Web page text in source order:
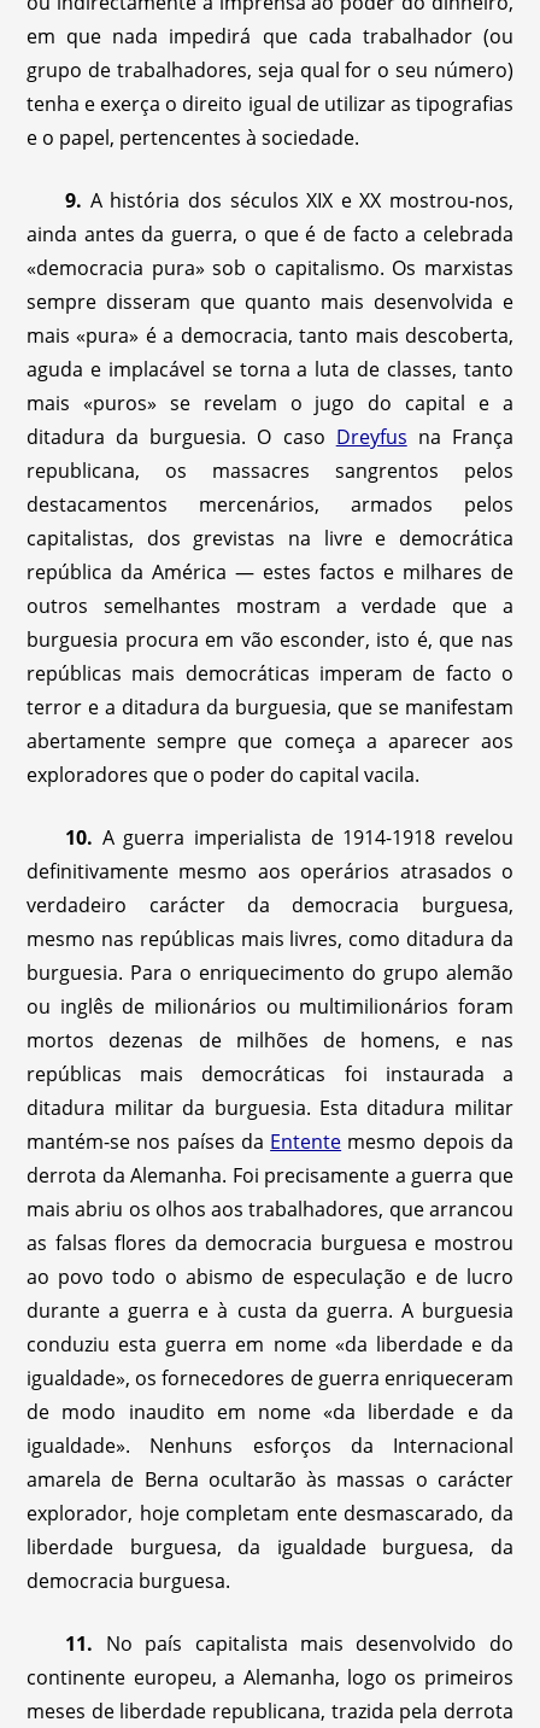
em que nada impedirá que cada trabalhador (ou
grupo de trabalhadores, seja qual for o seu número)
tenha e exerça o direito igual de utilizar as tipografias
e o papel, pertencentes à sociedade.
9. A história dos séculos XIX e XX mostrou-nos,
ainda antes da guerra, o que é de facto a celebrada
«democracia pura» sob o capitalismo. Os marxistas
sempre disseram que quanto mais desenvolvida e
mais «pura» é a democracia, tanto mais descoberta,
aguda e implacável se torna a luta de classes, tanto
mais «puros» se revelam o jugo do capital e a
ditadura da burguesia. O caso Dreyfus na França
republicana, os massacres sangrentos pelos
destacamentos mercenários, armados pelos
capitalistas, dos grevistas na livre e democrática
república da América — estes factos e milhares de
outros semelhantes mostram a verdade que a
burguesia procura em vão esconder, isto é, que nas
repúblicas mais democráticas imperam de facto o
terror e a ditadura da burguesia, que se manifestam
abertamente sempre que começa a aparecer aos
exploradores que o poder do capital vacila.
10. A guerra imperialista de 1914-1918 revelou
definitivamente mesmo aos operários atrasados o
verdadeiro carácter da democracia burguesa,
mesmo nas repúblicas mais livres, como ditadura da
burguesia. Para o enriquecimento do grupo alemão
ou inglês de milionários ou multimilionários foram
mortos dezenas de milhões de homens, e nas
repúblicas mais democráticas foi instaurada a
ditadura militar da burguesia. Esta ditadura militar
mantém-se nos países da Entente mesmo depois da
derrota da Alemanha. Foi precisamente a guerra que
mais abriu os olhos aos trabalhadores, que arrancou
as falsas flores da democracia burguesa e mostrou
ao povo todo o abismo de especulação e de lucro
durante a guerra e à custa da guerra. A burguesia
conduziu esta guerra em nome «da liberdade e da
igualdade», os fornecedores de guerra enriqueceram
de modo inaudito em nome «da liberdade e da
igualdade». Nenhuns esforços da Internacional
amarela de Berna ocultarão às massas o carácter
explorador, hoje completam ente desmascarado, da
liberdade burguesa, da igualdade burguesa, da
democracia burguesa.
11. No país capitalista mais desenvolvido do
continente europeu, a Alemanha, logo os primeiros
meses de liberdade republicana, trazida pela derrota